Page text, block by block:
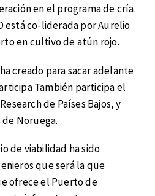
en el programa de cría.
está co-liderada porAurelio
en cultivo de atún rojo.
creado para sacar adelante
También participa el
de Países Bajos, y
Noruega.
de viabilidad ha sido
que será la que
ofrece el Puerto de